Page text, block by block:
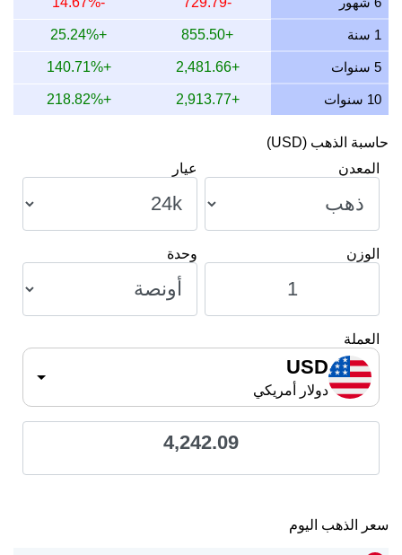
1 سنة +855.50
+25.24%
5 سنوات +2,481.66
+140.71%
10 سنوات +2,913.77
+218.82%
حاسبة الذهب (USD)
المعدن
عيار
الوزن وحدة
العملة
USD
دولار أمريكي
4,242.09
سعر الذهب اليوم